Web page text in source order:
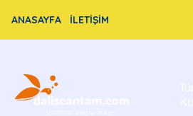
ANASAYFA İLETİŞİM